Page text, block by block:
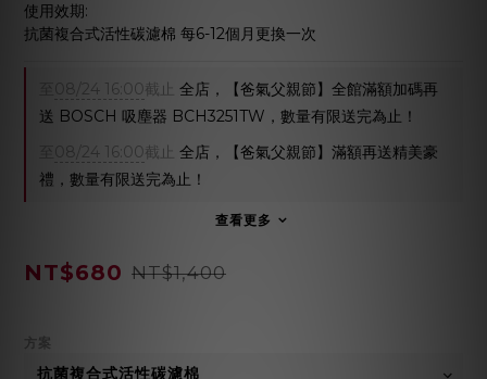
使用效期:
抗菌複合式活性碳濾棉 每6-12個月更換一次
08/24 16:00截止
全店，【爸氣父親節】全館滿額加碼再
送 BOSCH 吸塵器 BCH3251TW，數量有限送完為止！
08/24 16:00截止
全店，【爸氣父親節】滿額再送精美豪
禮，數量有限送完為止！
查看更多
NT$680 NT$1,400
方案